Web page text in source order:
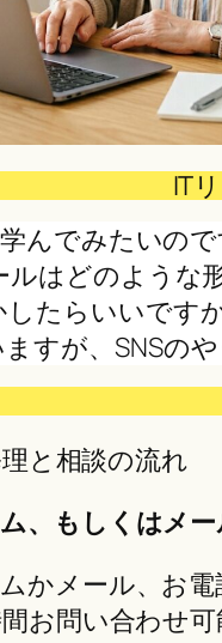
IT
んでみたいの
はどのような
たらいいです
すが、SNSの
と相談の流れ
、もしくはメ
かメール、お
お問い合わせ可